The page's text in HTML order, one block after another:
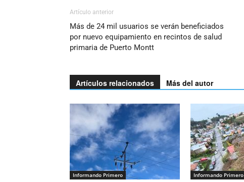
Artículo anterior
Más de 24 mil usuarios se verán beneficiados
por nuevo equipamiento en recintos de salud
primaria de Puerto Montt
Artículos relacionados Más del autor
Informando Primero Informando Primero